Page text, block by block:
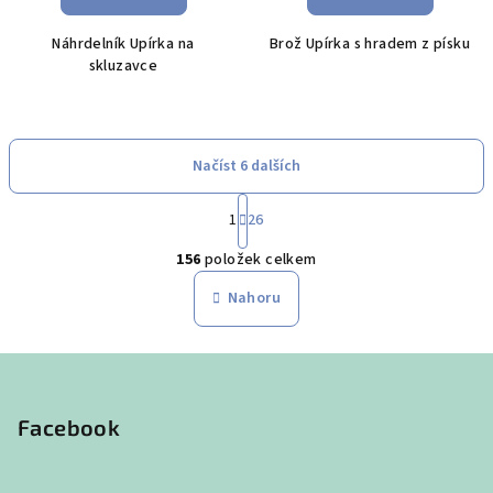
Náhrdelník Upírka na
skluzavce
Brož Upírka s hradem z písku
O
v
l
á
Načíst 6 dalších
S
t
r
á
n
k
o
v
1 26
156 položek celkem
Nahoru
Facebook